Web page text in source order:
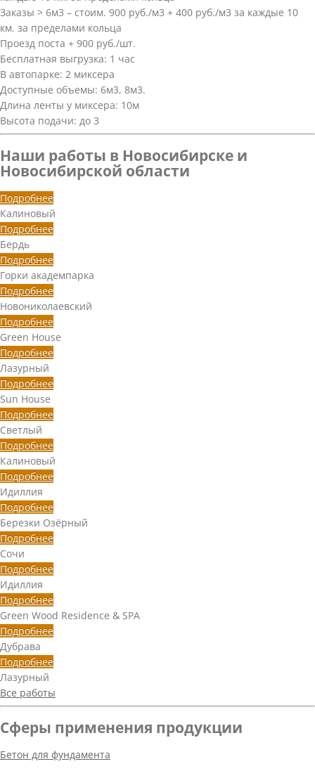
Заказы > 6м3 – стоим. 900 руб./м3 + 400 руб./м3 за каждые 10
км. за пределами кольца
Проезд поста + 900 руб./шт.
Бесплатная выгрузка: 1 час
В автопарке: 2 миксера
Доступные объемы: 6м3, 8м3.
Длина ленты у миксера: 10м
Высота подачи: до 3
Наши работы в Новосибирске и
Новосибирской области
Подробнее
Калиновый
Подробнее
Бердь
Подробнее
Горки академпарка
Подробнее
Новониколаевский
Подробнее
Green House
Подробнее
Лазурный
Подробнее
Sun House
Подробнее
Светлый
Подробнее
Калиновый
Подробнее
Идиллия
Подробнее
Березки Озёрный
Подробнее
Сочи
Подробнее
Идиллия
Подробнее
Green Wood Residence & SPA
Подробнее
Дубрава
Подробнее
Лазурный
Все работы
Сферы применения продукции
Бетон для фундамента